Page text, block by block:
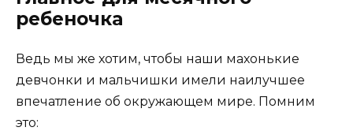
ребеночка
Ведь мы же хотим, чтобы наши махонькие
девчонки и мальчишки имели наилучшее
впечатление об окружающем мире. Помним
это: